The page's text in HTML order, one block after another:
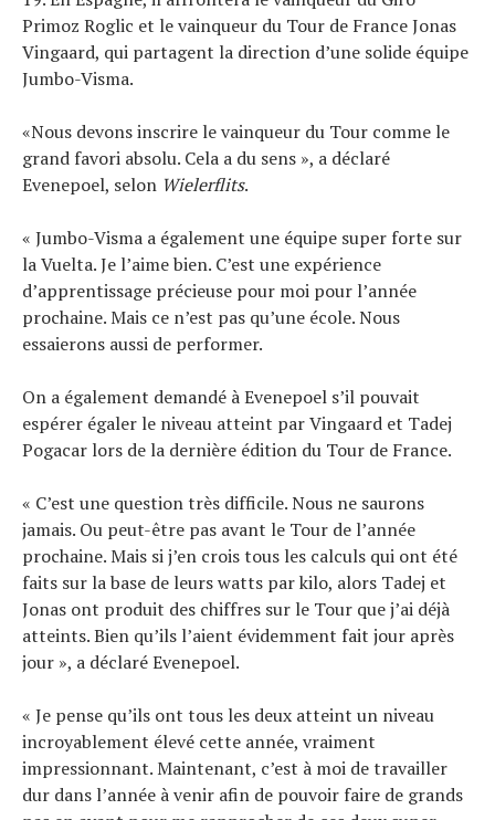
Primoz Roglic et le vainqueur du Tour de France Jonas
Vingaard, qui partagent la direction d’une solide équipe
Jumbo-Visma.
«Nous devons inscrire le vainqueur du Tour comme le
grand favori absolu. Cela a du sens », a déclaré
Evenepoel, selon Wielerflits.
« Jumbo-Visma a également une équipe super forte sur
la Vuelta. Je l’aime bien. C’est une expérience
d’apprentissage précieuse pour moi pour l’année
prochaine. Mais ce n’est pas qu’une école. Nous
essaierons aussi de performer.
On a également demandé à Evenepoel s’il pouvait
espérer égaler le niveau atteint par Vingaard et Tadej
Pogacar lors de la dernière édition du Tour de France.
« C’est une question très difficile. Nous ne saurons
jamais. Ou peut-être pas avant le Tour de l’année
prochaine. Mais si j’en crois tous les calculs qui ont été
faits sur la base de leurs watts par kilo, alors Tadej et
Jonas ont produit des chiffres sur le Tour que j’ai déjà
atteints. Bien qu’ils l’aient évidemment fait jour après
jour », a déclaré Evenepoel.
« Je pense qu’ils ont tous les deux atteint un niveau
incroyablement élevé cette année, vraiment
impressionnant. Maintenant, c’est à moi de travailler
dur dans l’année à venir afin de pouvoir faire de grands